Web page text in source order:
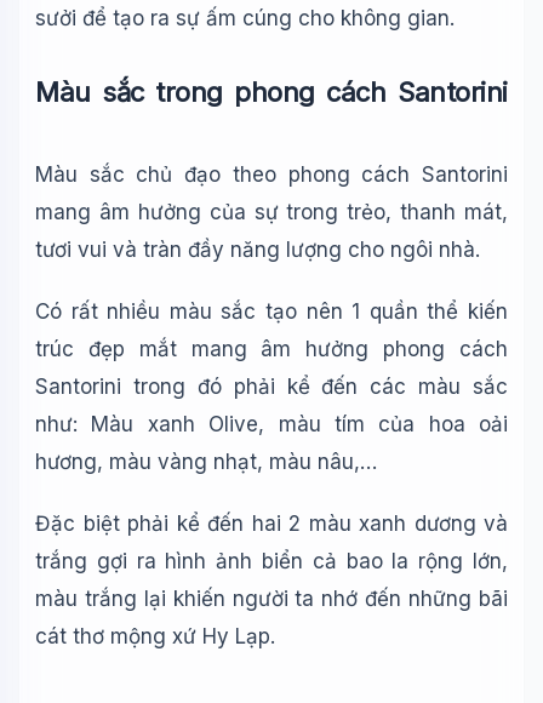
sưởi để tạo ra sự ấm cúng cho không gian.
Màu sắc trong phong cách Santorini
Màu sắc chủ đạo theo phong cách Santorini
mang âm hưởng của sự trong trẻo, thanh mát,
tươi vui và tràn đầy năng lượng cho ngôi nhà.
Có rất nhiều màu sắc tạo nên 1 quần thể kiến
trúc đẹp mắt mang âm hưởng phong cách
Santorini trong đó phải kể đến các màu sắc
như: Màu xanh Olive, màu tím của hoa oải
hương, màu vàng nhạt, màu nâu,…
Đặc biệt phải kể đến hai 2 màu xanh dương và
trắng gợi ra hình ảnh biển cả bao la rộng lớn,
màu trắng lại khiến người ta nhớ đến những bãi
cát thơ mộng xứ Hy Lạp.